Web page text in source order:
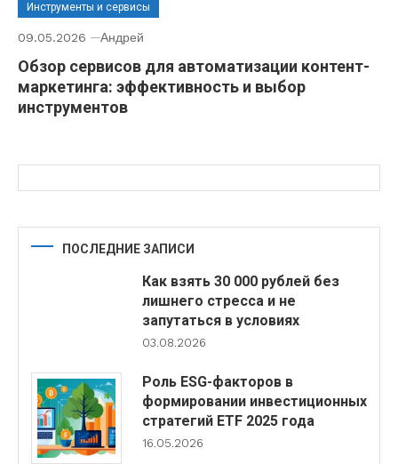
Инструменты и сервисы
09.05.2026 Андрей
Обзор сервисов для автоматизации контент-
маркетинга: эффективность и выбор
инструментов
ПОСЛЕДНИЕ ЗАПИСИ
Как взять 30 000 рублей без
лишнего стресса и не
запутаться в условиях
03.08.2026
Роль ESG-факторов в
формировании инвестиционных
стратегий ETF 2025 года
16.05.2026